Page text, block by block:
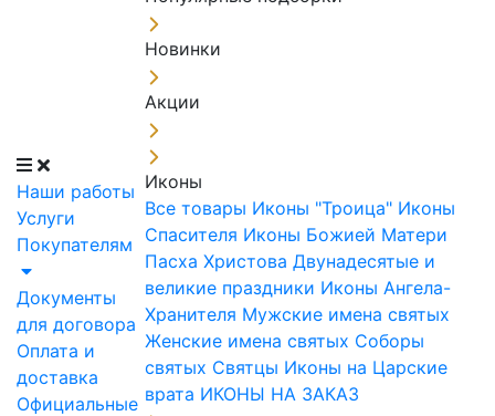
Наши работы
Услуги
Покупателям
Документы
для договора
Оплата и
доставка
Официальные
Новинки
Акции
Иконы
Все товары Иконы "Троица" Иконы
Спасителя Иконы Божией Матери
Пасха Христова Двунадесятые и
великие праздники Иконы Ангела-
Хранителя Мужские имена святых
Женские имена святых Соборы
святых Святцы Иконы на Царские
врата ИКОНЫ НА ЗАКАЗ